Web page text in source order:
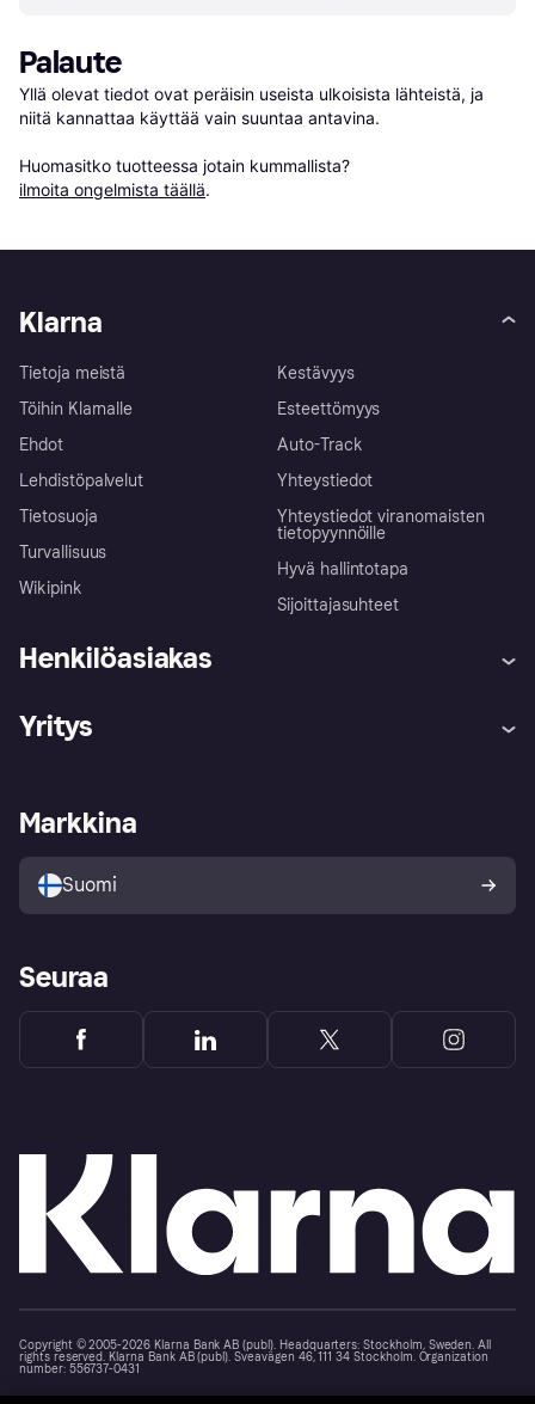
Palaute
Yllä olevat tiedot ovat peräisin useista ulkoisista lähteistä, ja
niitä kannattaa käyttää vain suuntaa antavina.
Huomasitko tuotteessa jotain kummallista?
ilmoita ongelmista täällä.
Klarna
Tietoja meistä
Töihin Klarnalle
Ehdot
Lehdistöpalvelut
Tietosuoja
Turvallisuus
Wikipink
Kestävyys
Esteettömyys
Auto-Track
Yhteystiedot
Yhteystiedot viranomaisten
tietopyynnöille
Hyvä hallintotapa
Sijoittajasuhteet
Henkilöasiakas
Ohje
Kirjaudu sisään
Tutustu kauppoihin
Ostajan turva
Yritys
Kirjaudu sisään yrityksenä
Markkina
Suomi
Seuraa
Copyright © 2005-2026 Klarna Bank AB (publ). Headquarters: Stockholm, Sweden. All
rights reserved. Klarna Bank AB (publ). Sveavägen 46, 111 34 Stockholm. Organization
number: 556737-0431